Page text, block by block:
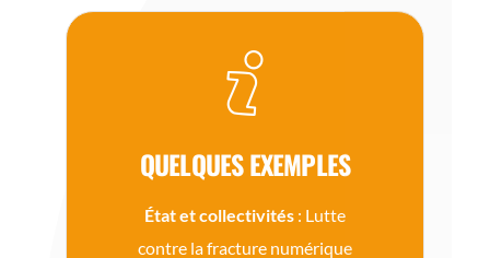
QUELQUES EXEMPLES
État et collectivités : Lutte
contre la fracture numérique